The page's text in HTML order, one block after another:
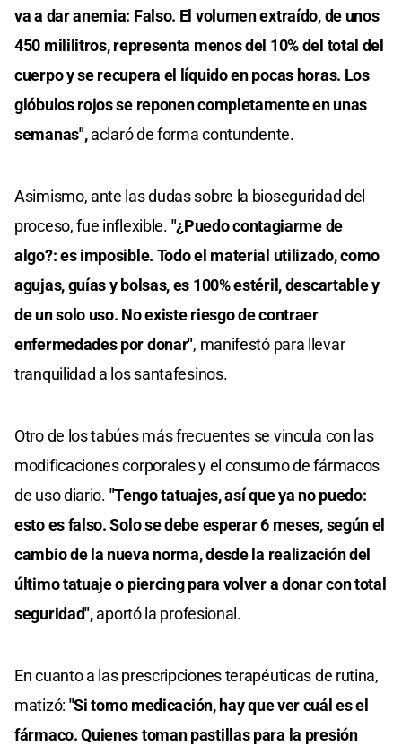
va a dar anemia: Falso. El volumen extraído, de unos
450 mililitros, representa menos del 10% del total del
cuerpo y se recupera el líquido en pocas horas. Los
glóbulos rojos se reponen completamente en unas
semanas",aclaró de forma contundente.
Asimismo, ante las dudas sobre la bioseguridad del
proceso, fue inflexible. "¿Puedo contagiarme de
algo?: es imposible. Todo el material utilizado, como
agujas, guías y bolsas, es 100% estéril, descartable y
de un solo uso. No existe riesgo de contraer
enfermedades por donar", manifestó para llevar
tranquilidad a los santafesinos.
Otro de los tabúes más frecuentes se vincula con las
modificaciones corporales y el consumo de fármacos
de uso diario. "Tengo tatuajes, así que ya no puedo:
esto es falso. Solo se debe esperar 6 meses, según el
cambio de la nueva norma, desde la realización del
último tatuaje o piercing para volver a donar con total
seguridad",aportó la profesional.
En cuanto a las prescripciones terapéuticas de rutina,
matizó: "Si tomo medicación, hay que ver cuál es el
fármaco. Quienes toman pastillas para la presión